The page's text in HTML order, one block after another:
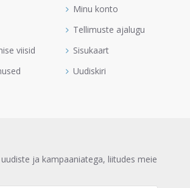
viisid
Minu konto
Tellimuste ajalugu
Sisukaart
Uudiskiri
ja kampaaniatega, liitudes meie